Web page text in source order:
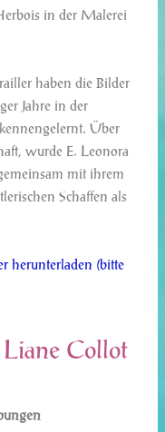
in der Malerei
haben die Bilder
Jahre in der
Über
wurde E. Leonora
mit ihrem
Schaffen als
herunterladen (bitte
Collot